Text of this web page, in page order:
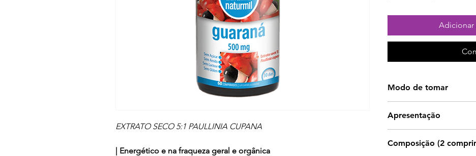
EXTRATO SECO 5:1 PAULLINIA CUPANA
| Energético e na fraqueza geral e orgânica
Adicionar
Modo de tomar
comprimido ao almoço.
Apresentação
Composição (2